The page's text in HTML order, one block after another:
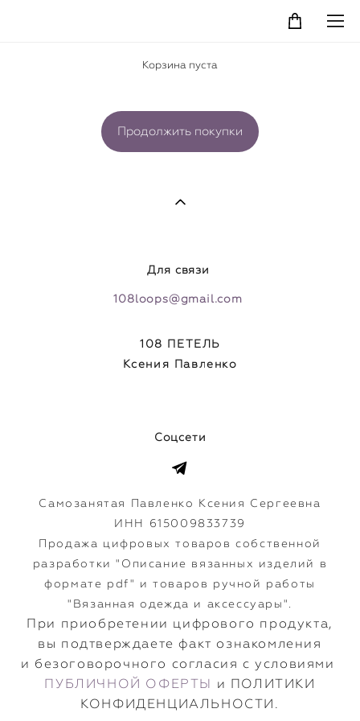
Корзина пуста
Продолжить покупки
Для связи
108loops@gmail.com
108 ПЕТЕЛЬ
Ксения Павленко
Соцсети
Самозанятая Павленко Ксения Сергеевна
ИНН 615009833739
Продажа цифровых товаров собственной
разработки "Описание вязанных изделий в
формате pdf" и товаров ручной работы
"Вязанная одежда и аксессуары".
​При приобретении цифрового продукта,
вы подтверждаете факт ознакомления
и безоговорочного согласия с условиями
ПУБЛИЧНОЙ ОФЕРТЫ и ПОЛИТИКИ
КОНФИДЕНЦИАЛЬНОСТИ.